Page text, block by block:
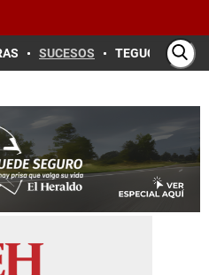
SUCESOS TEGUCIGALPA